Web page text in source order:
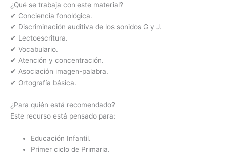
¿Qué se trabaja con este material?
✔ Conciencia fonológica.
✔ Discriminación auditiva de los sonidos G y J.
✔ Lectoescritura.
✔ Vocabulario.
✔ Atención y concentración.
✔ Asociación imagen-palabra.
✔ Ortografía básica.
¿Para quién está recomendado?
Este recurso está pensado para:
Educación Infantil.
Primer ciclo de Primaria.